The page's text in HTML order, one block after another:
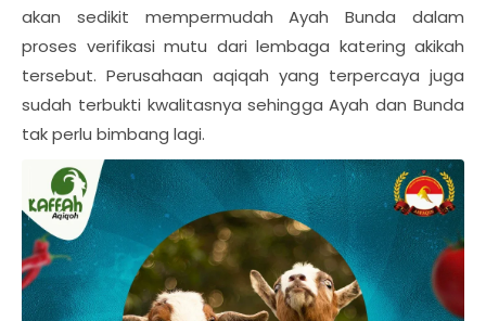
akan sedikit mempermudah Ayah Bunda dalam
proses verifikasi mutu dari lembaga katering akikah
tersebut. Perusahaan aqiqah yang terpercaya juga
sudah terbukti kwalitasnya sehingga Ayah dan Bunda
tak perlu bimbang lagi.